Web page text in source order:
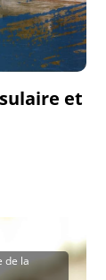
et
de la